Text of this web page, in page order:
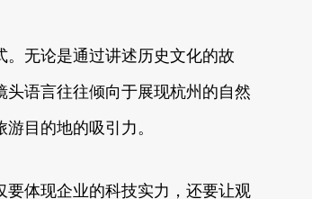
无论是通过讲述历史文化的故
语言往往倾向于展现杭州的自然
目的地的吸引力。
体现企业的科技实力，还要让观